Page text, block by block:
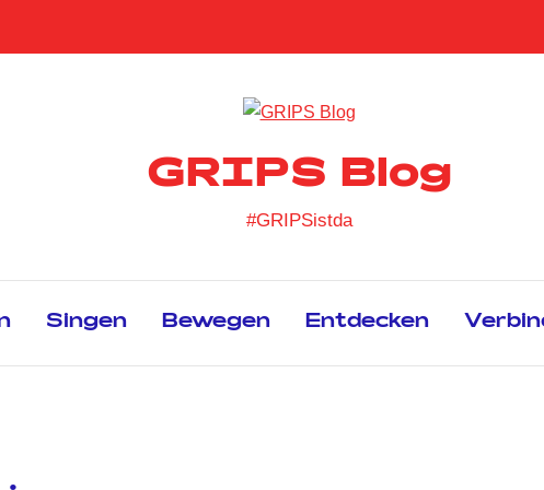
GRIPS Blog
#GRIPSistda
Singen Bewegen Entdecken